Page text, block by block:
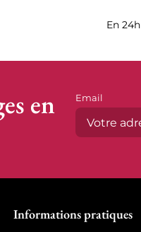
En
en
Email
Informations pratiques